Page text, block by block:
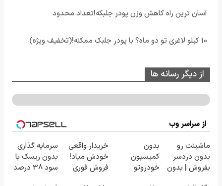
آسان ترین راه کاهش وزن پودر جلبکه!تعداد محدود
10 کیلو لاغری تو دو ماه؟ با پودر جلبک ممکنه!(تخفیف ویژه)
از دیگر رسانه ها
از سراسر وب
ماشینت رو
بدون دردسر
بفروش | بدون
بدون
کمیسیون
خودروتو
خریدار واقعی
خودش میاد!
فروش فوری
سرمایه گذاری
بدون ریسک با
سود 38 درصد